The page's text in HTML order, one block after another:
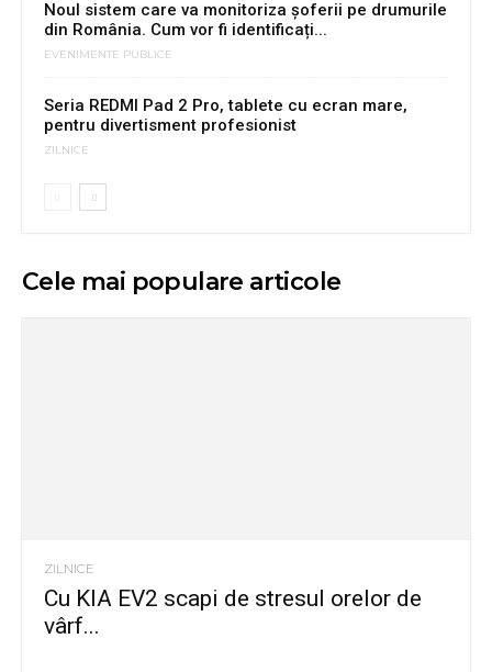
Noul sistem care va monitoriza șoferii pe drumurile
din România. Cum vor fi identificați...
EVENIMENTE PUBLICE
Seria REDMI Pad 2 Pro, tablete cu ecran mare,
pentru divertisment profesionist
ZILNICE
Cele mai populare articole
ZILNICE
Cu KIA EV2 scapi de stresul orelor de
vârf...